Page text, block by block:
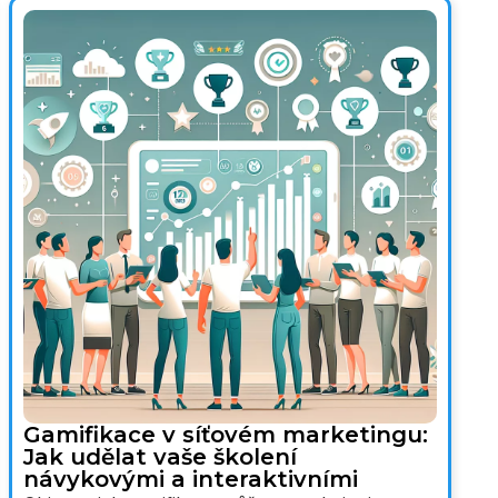
Gamifikace v síťovém marketingu:
Jak udělat vaše školení
návykovými a interaktivními